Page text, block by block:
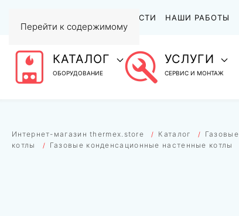
Перейти к содержимому
СТАТЬИ И НОВОСТИ НАШИ РАБОТЫ
КАТАЛОГ
ОБОРУДОВАНИЕ
УСЛУГИ
СЕРВИС И МОНТАЖ
Интернет-магазин thermex.store Каталог
Газовые
котлы
Газовые конденсационные настенные котлы